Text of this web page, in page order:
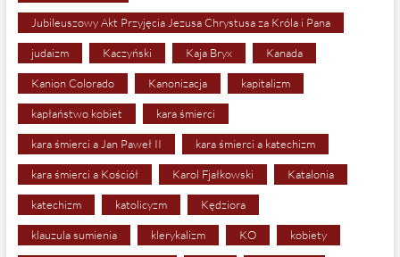
Jubileuszowy Akt Przyjęcia Jezusa Chrystusa za Króla i Pana
judaizm Kaczyński Kaja Bryx Kanada
Kanion Colorado Kanonizacja kapitalizm
kapłaństwo kobiet kara śmierci
kara śmierci a Jan Paweł II kara śmierci a katechizm
kara śmierci a Kościół Karol Fjałkowski Katalonia
katechizm katolicyzm Kędziora
klauzula sumienia klerykalizm KO kobiety